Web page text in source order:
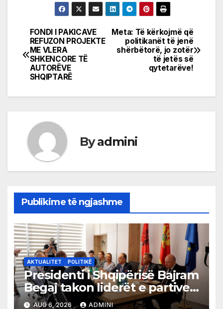
Post
navigation
Meta: Të kërkojmë që
politikanët të jenë
shërbëtorë, jo zotër
të jetës së
qytetarëve!
FONDI I PAKICAVE
REFUZON PROJEKTE
ME VLERA
SHKENCORE TË
AUTORËVE
SHQIPTARË
Byadmini
Publikime të ngjashme
AKTUALITET POLITIKË
Presidenti i Shqipërisë Bajram
Begaj takon liderët e partive
shqiptare në Ulqin
AUG 6, 2026 ADMINI